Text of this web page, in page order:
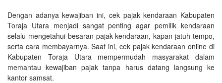
Dengan adanya kewajiban ini, cek pajak kendaraan Kabupaten
Toraja Utara menjadi sangat penting agar pemilik kendaraan
selalu mengetahui besaran pajak kendaraan, kapan jatuh tempo,
serta cara membayarnya. Saat ini, cek pajak kendaraan online di
Kabupaten Toraja Utara mempermudah masyarakat dalam
memantau kewajiban pajak tanpa harus datang langsung ke
kantor samsat.